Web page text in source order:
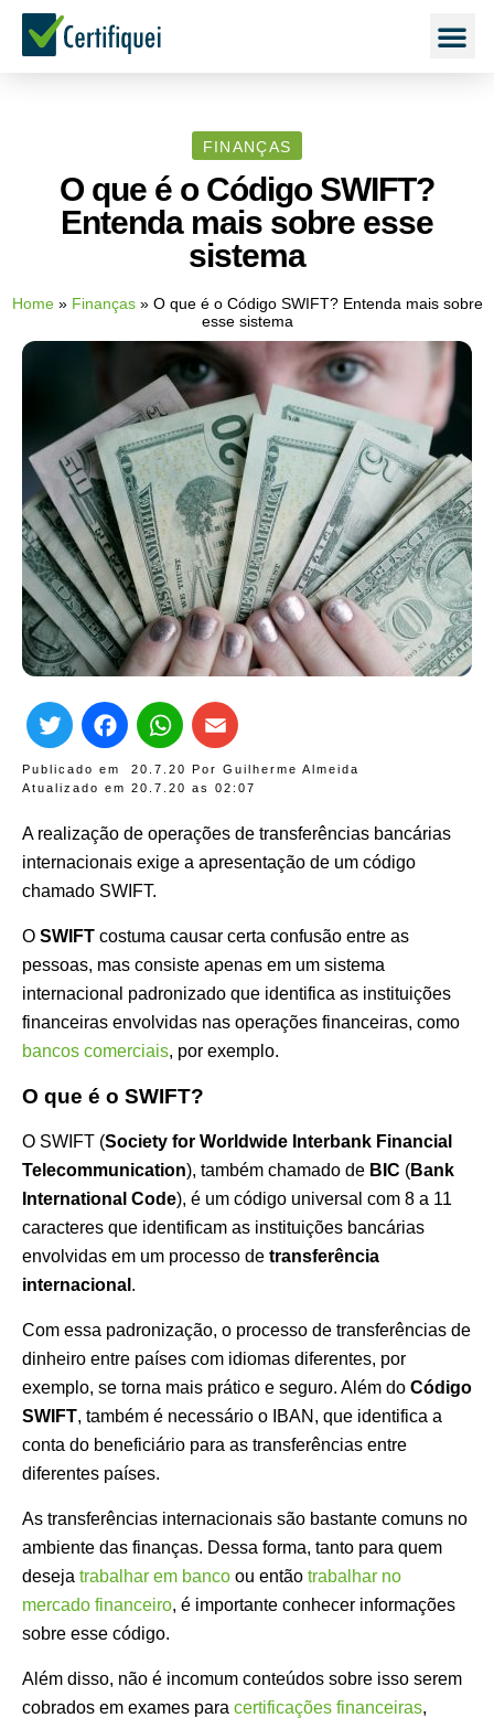
FINANÇAS
O que é o Código SWIFT?
Entenda mais sobre esse
sistema
Home» Finanças» O que é o Código SWIFT? Entenda mais sobre
esse sistema
Publicado em 20.7.20 Por Guilherme Almeida
Atualizado em 20.7.20 as 02:07
TwitterFacebook
WhatsApp
A realização de operações de transferências bancárias
internacionais exige a apresentação de um código
chamado SWIFT.
O SWIFT costuma causar certa confusão entre as
pessoas, mas consiste apenas em um sistema
internacional padronizado que identifica as instituições
financeiras envolvidas nas operações financeiras, como
bancos comerciais, por exemplo.
O que é o SWIFT?
O SWIFT (Society for Worldwide Interbank Financial
Telecommunication), também chamado de BIC (Bank
International Code), é um código universal com 8 a 11
caracteres que identificam as instituições bancárias
envolvidas em um processo de transferência
internacional .
Com essa padronização, o processo de transferências de
dinheiro entre países com idiomas diferentes, por
exemplo, se torna mais prático e seguro. Além do Código
SWIFT, também é necessário o IBAN, que identifica a
conta do beneficiário para as transferências entre
diferentes países.
As transferências internacionais são bastante comuns no
ambiente das finanças. Dessa forma, tanto para quem
deseja trabalhar em banco ou então trabalhar no
mercado financeiro, é importante conhecer informações
sobre esse código.
Além disso, não é incomum conteúdos sobre isso serem
cobrados em exames para certificações financeiras,